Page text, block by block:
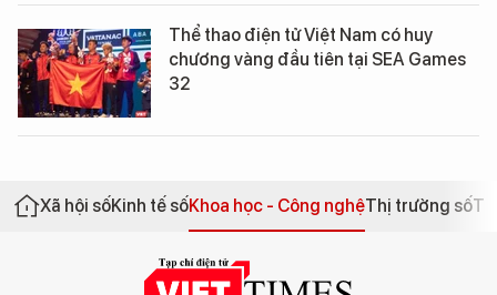
Thể thao điện tử Việt Nam có huy
chương vàng đầu tiên tại SEA Games
32
Xã hội sốKinh tế sốKhoa học - Công nghệThị trường số